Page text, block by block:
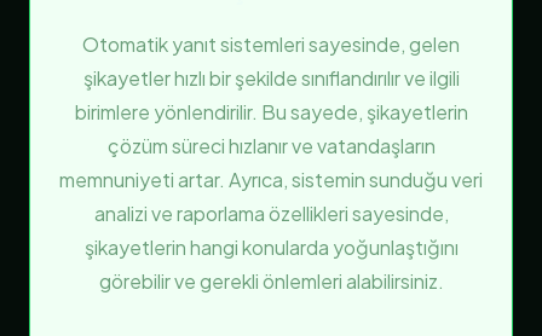
Otomatik yanıt sistemleri sayesinde, gelen
şikayetler hızlı bir şekilde sınıflandırılır ve ilgili
birimlere yönlendirilir. Bu sayede, şikayetlerin
çözüm süreci hızlanır ve vatandaşların
memnuniyeti artar. Ayrıca, sistemin sunduğu veri
analizi ve raporlama özellikleri sayesinde,
şikayetlerin hangi konularda yoğunlaştığını
görebilir ve gerekli önlemleri alabilirsiniz.